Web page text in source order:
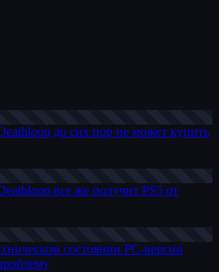
до сих пор не может купить
все же получит PS5 от
состоянии PC-версии